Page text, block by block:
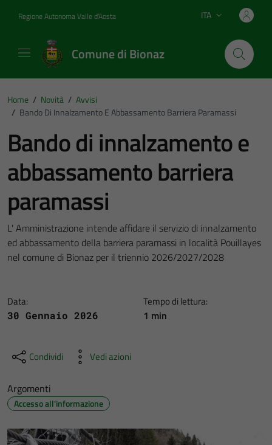
Regione Autonoma Valle d'Aosta Lingua attiva:
ITA
Comune di Bionaz
Home / Novità / Avvisi
/ Bando Di Innalzamento E Abbassamento Barriera Paramassi
Bando di innalzamento e
abbassamento barriera
paramassi
L' Amministrazione intende affidare il servizio di innalzamento
ed abbassamento della barriera paramassi in località Pouillayes
nel comune di Bionaz per il triennio 2026/2027/2028
Data:
30 Gennaio 2026
Tempo di lettura:
1 min
Condividi Vedi azioni
Argomenti
Accesso all'informazione